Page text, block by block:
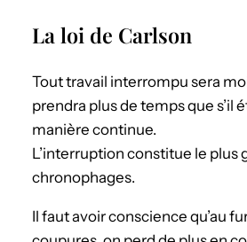
La loi de Carlson
Tout travail interrompu sera
prendra plus de temps que s’il
manière continue.
L’interruption constitue le plus
chronophages.
Il faut avoir conscience qu’au